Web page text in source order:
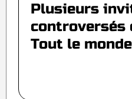
Plusieurs
controversés
Tout le